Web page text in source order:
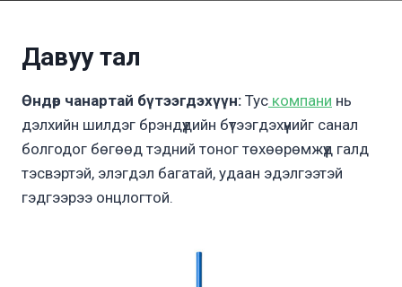
Давуу тал
Өндөр чанартай бүтээгдэхүүн: Тус компани нь
дэлхийн шилдэг брэндүүдийн бүтээгдэхүүнийг санал
болгодог бөгөөд тэдний тоног төхөөрөмжүүд галд
тэсвэртэй, элэгдэл багатай, удаан эдэлгээтэй
гэдгээрээ онцлогтой.